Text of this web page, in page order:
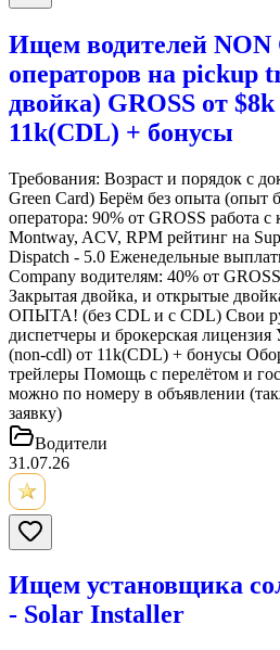
Ищем водителей NON
операторов на pickup
двойка) GROSS от
11k(CDL) + бонусы
Требования: Возраст и порядок с
Green Card) Берём без опыта (опыт
оператора: 90% от GROSS работа
Montway, ACV, RPM рейтинг на
Dispatch - 5.0 Еженедельные
Company водителям: 40% от
Закрытая двойка, и открытые
ОПЫТА! (без CDL и с CDL) Свои
диспетчеры и брокерская
(non-cdl) от 11k(CDL) + бонусы
трейлеры Помощь с перелётом и
можно по номеру в объявлении
заявку)
Водители
31.07.26
Ищем установщика
- Solar Installer